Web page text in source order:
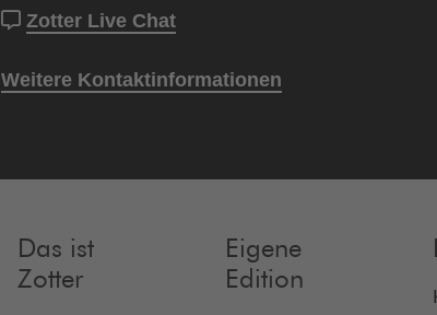
Zotter Live Chat
Weitere Kontaktinformationen
Das ist
Zotter
Eigene
Edition